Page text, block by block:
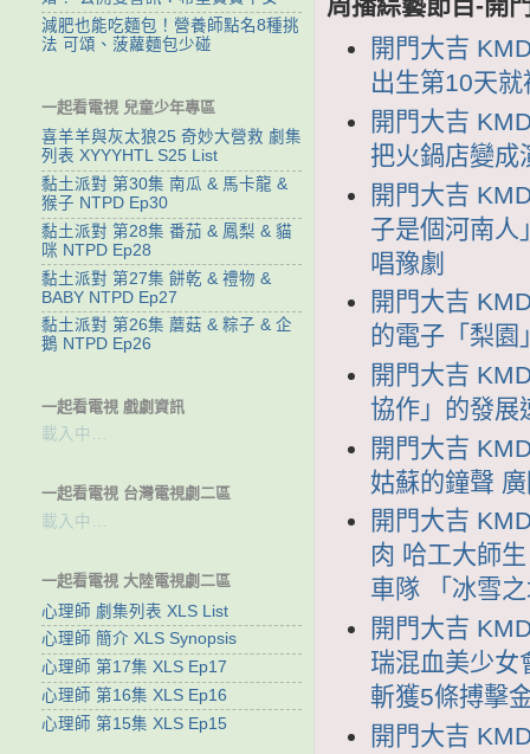
開門大吉
出生第10天
開門大吉
把火鍋店變成
開門大吉
子是個河南人
唱豫劇
開門大吉
的電子「梨園
開門大吉
協作」的發展
開門大吉
姑蘇的鐘聲
開門大吉
肉 哈工大師
車隊 「冰雪
開門大吉
瑞混血美少女
斬獲5條搏擊
開門大吉
減肥也能吃麵包！營養師點名8種挑
法 可頌、菠蘿麵包少碰
一起看電視 兒童少年專區
喜羊羊與灰太狼25 奇妙大營救 劇集
列表 XYYYHTL S25 List
黏土派對 第30集 南瓜 & 馬卡龍 &
猴子 NTPD Ep30
黏土派對 第28集 番茄 & 鳳梨 & 貓
咪 NTPD Ep28
黏土派對 第27集 餅乾 & 禮物 &
BABY NTPD Ep27
黏土派對 第26集 蘑菇 & 粽子 & 企
鵝 NTPD Ep26
一起看電視 戲劇資訊
載入中…
一起看電視 台灣電視劇二區
載入中…
一起看電視 大陸電視劇二區
心理師 劇集列表 XLS List
心理師 簡介 XLS Synopsis
心理師 第17集 XLS Ep17
心理師 第16集 XLS Ep16
心理師 第15集 XLS Ep15